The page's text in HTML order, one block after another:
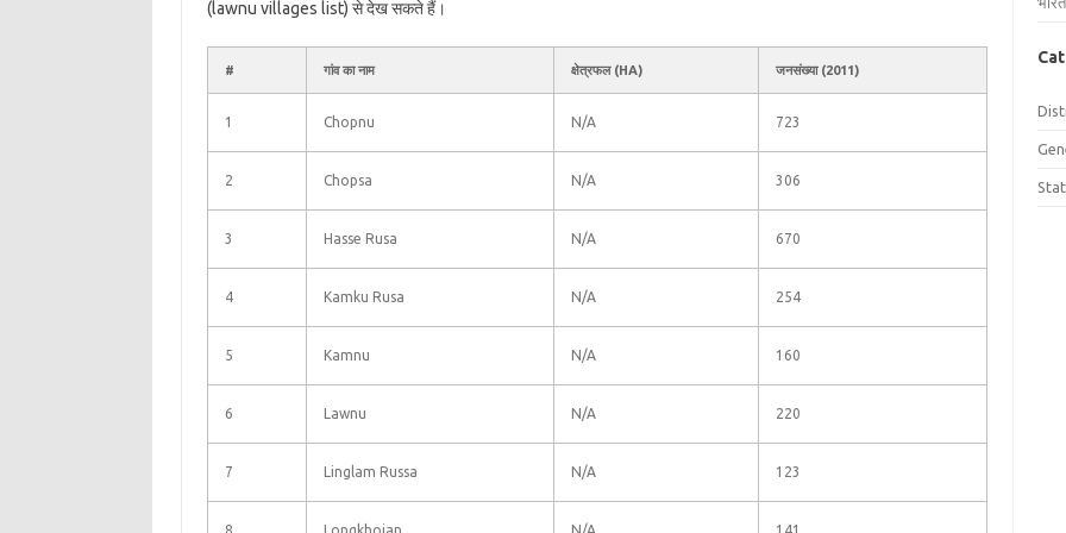
(lawnu villages list) से देख सकते हैं।
# गांव का नाम क्षेत्रफल (HA) जनसंख्या (2011)
1 Chopnu N/A 723
2 Chopsa N/A 306
3 Hasse Rusa N/A 670
4 Kamku Rusa N/A 254
5 Kamnu N/A 160
6 Lawnu N/A 220
7 Linglam Russa N/A 123